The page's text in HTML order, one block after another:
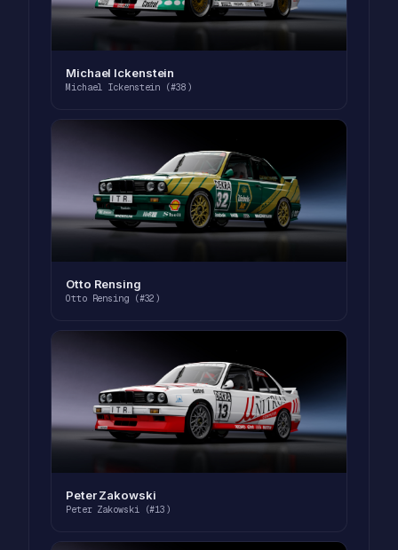
Michael Ickenstein
Michael Ickenstein (#38)
Otto Rensing
Otto Rensing (#32)
Peter Zakowski
Peter Zakowski (#13)